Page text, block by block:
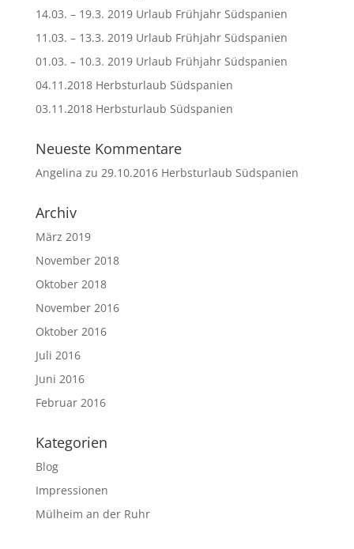
14.03. – 19.3. 2019 Urlaub Frühjahr Südspanien
11.03. – 13.3. 2019 Urlaub Frühjahr Südspanien
01.03. – 10.3. 2019 Urlaub Frühjahr Südspanien
04.11.2018 Herbsturlaub Südspanien
03.11.2018 Herbsturlaub Südspanien
Neueste Kommentare
Angelina zu 29.10.2016 Herbsturlaub Südspanien
Archiv
März 2019
November 2018
Oktober 2018
November 2016
Oktober 2016
Juli 2016
Juni 2016
Februar 2016
Kategorien
Blog
Impressionen
Mülheim an der Ruhr